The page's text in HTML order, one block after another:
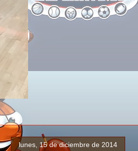
lunes, 15 de diciembre de 2014